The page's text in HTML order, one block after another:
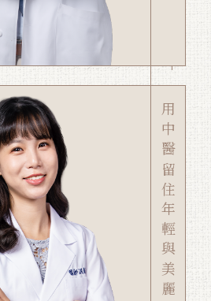
用中醫留住年輕與美麗